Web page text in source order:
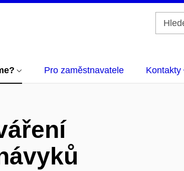
Pro zaměstnavatele Kontakty